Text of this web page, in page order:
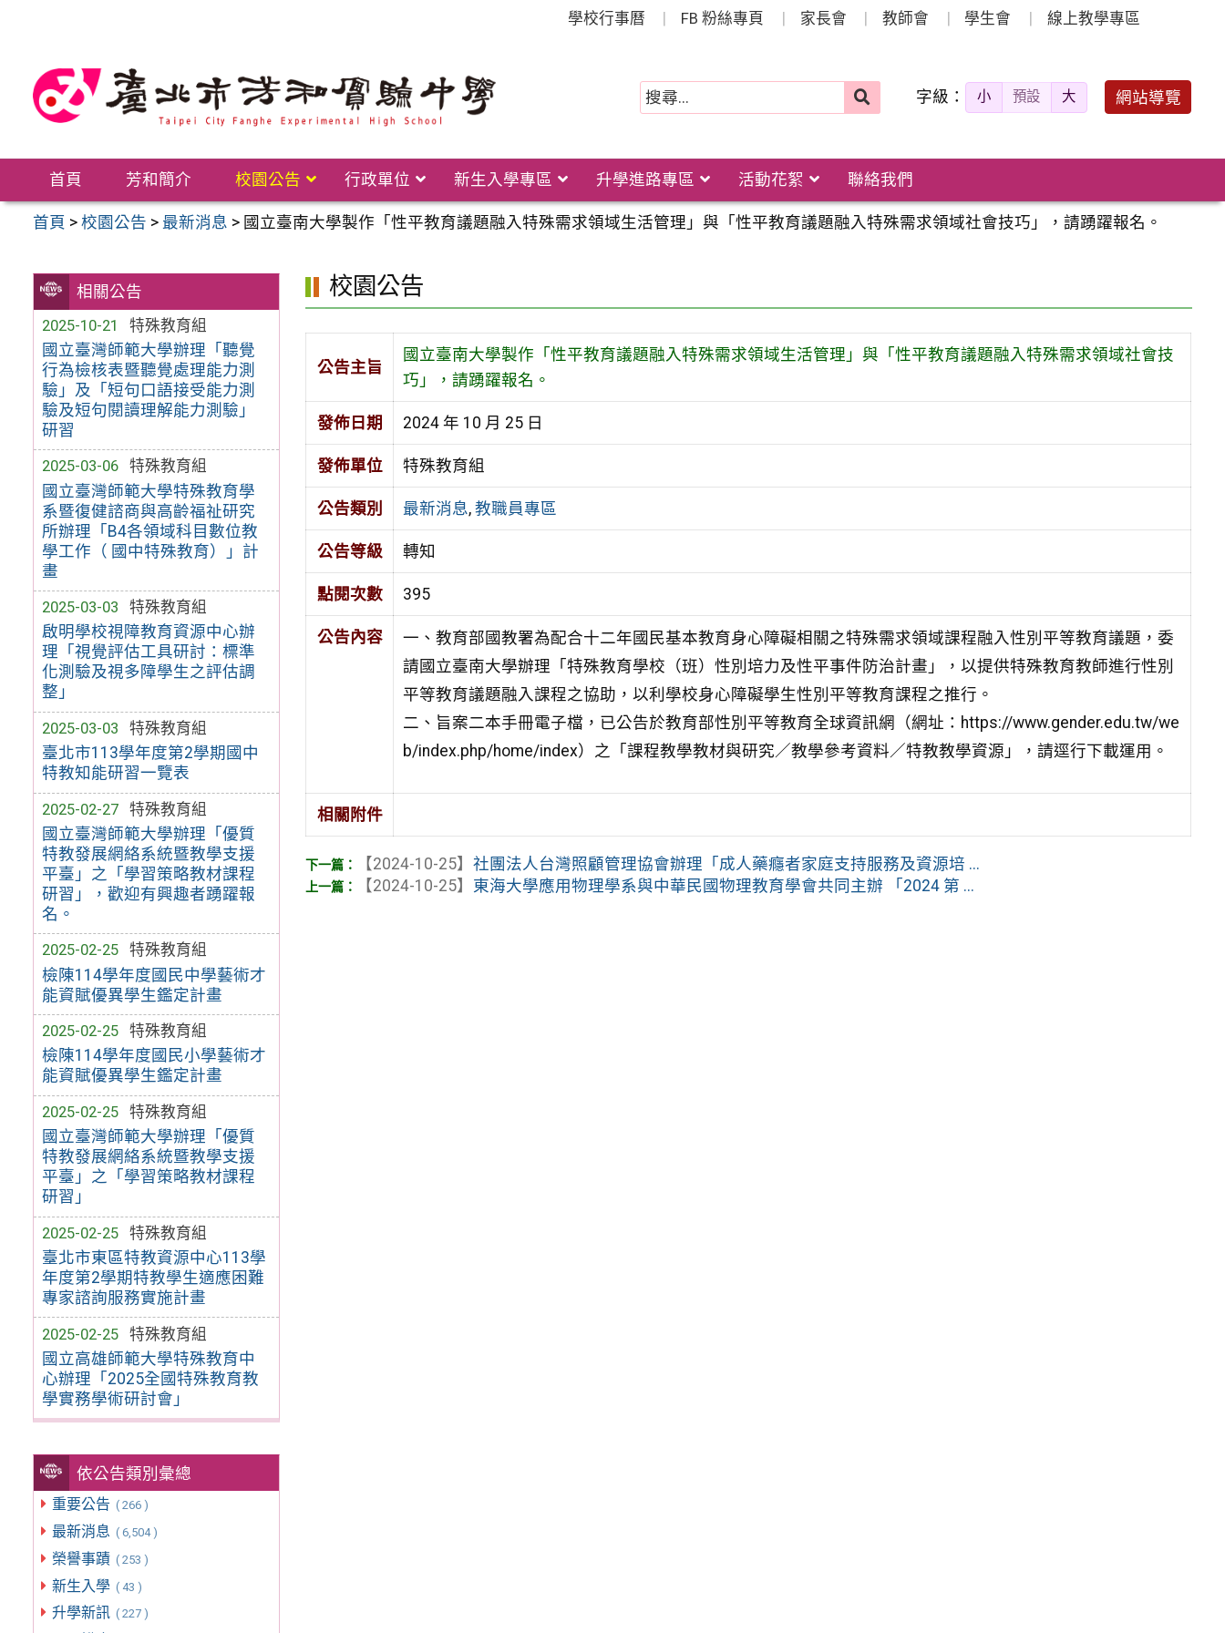
學校行事曆 FB 粉絲專頁 家長會 教師會 學生會 線上教學專區
字級： 小 預設 大 網站導覽
首頁 芳和簡介 校園公告 行政單位 新生入學專區 升學進路專區 活動花絮 聯絡我們
首頁 >校園公告 > 最新消息 > 國立臺南大學製作「性平教育議題融入特殊需求領域生活管理」與「性平教育議題融入特殊需求領域社會技巧」，請踴躍報名。
相關公告
2025-10-21
特殊教育組
國立臺灣師範大學辦理「聽覺
行為檢核表暨聽覺處理能力測
驗」及「短句口語接受能力測
驗及短句閱讀理解能力測驗」
研習
2025-03-06
特殊教育組
國立臺灣師範大學特殊教育學
系暨復健諮商與高齡福祉研究
所辦理「B4各領域科目數位教
學工作（ 國中特殊教育）」計
畫
2025-03-03
特殊教育組
啟明學校視障教育資源中心辦
理「視覺評估工具研討：標準
化測驗及視多障學生之評估調
整」
2025-03-03
特殊教育組
臺北市113學年度第2學期國中
特教知能研習一覽表
2025-02-27
特殊教育組
國立臺灣師範大學辦理「優質
特教發展網絡系統暨教學支援
平臺」之「學習策略教材課程
研習」，歡迎有興趣者踴躍報
名。
2025-02-25
特殊教育組
檢陳114學年度國民中學藝術才
能資賦優異學生鑑定計畫
2025-02-25
特殊教育組
檢陳114學年度國民小學藝術才
能資賦優異學生鑑定計畫
2025-02-25
特殊教育組
國立臺灣師範大學辦理「優質
特教發展網絡系統暨教學支援
平臺」之「學習策略教材課程
研習」
2025-02-25
特殊教育組
臺北市東區特教資源中心113學
年度第2學期特教學生適應困難
專家諮詢服務實施計畫
2025-02-25
特殊教育組
國立高雄師範大學特殊教育中
心辦理「2025全國特殊教育教
學實務學術研討會」
依公告類別彙總
重要公告 ( 266 )
最新消息 ( 6,504 )
榮譽事蹟 ( 253 )
新生入學 ( 43 )
升學新訊 ( 227 )
校園公告
公告主旨
國立臺南大學製作「性平教育議題融入特殊需求領域生活管理」與「性平教育議題融入特殊需求領域社會技
巧」，請踴躍報名。
發佈日期 2024 年 10 月 25 日
發佈單位 特殊教育組
公告類別 最新消息, 教職員專區
公告等級 轉知
點閱次數 395
公告內容
一、教育部國教署為配合十二年國民基本教育身心障礙相關之特殊需求領域課程融入性別平等教育議題，委
請國立臺南大學辦理「特殊教育學校（班）性別培力及性平事件防治計畫」，以提供特殊教育教師進行性別
平等教育議題融入課程之協助，以利學校身心障礙學生性別平等教育課程之推行。
二、旨案二本手冊電子檔，已公告於教育部性別平等教育全球資訊網（網址：https://www.gender.edu.tw/we
b/index.php/home/index）之「課程教學教材與研究／教學參考資料／特教教學資源」，請逕行下載運用。
相關附件
【2024-10-25】社團法人台灣照顧管理協會辦理「成人藥癮者家庭支持服務及資源培 ...
【2024-10-25】 東海大學應用物理學系與中華民國物理教育學會共同主辦 「2024 第 ...